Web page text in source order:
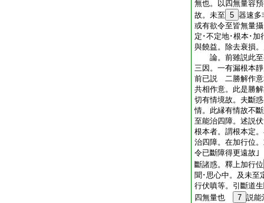
無也。以四無量容
故。未至 5 器速
或有欲令至皆無量
定･不定地･根本･加
與饒益。除去衰損
論。前雖説此至
三因。一有漏根本
前已説 二勝解作意
共相作意。此是勝
切有情境故。夫斷
情。此縁有情故
至能治四障。述説
根本者。謂根本定
治四障。在加行位
令已斷障得更遠
斷諸惑。釋上加行位
聞･思心中。及未至
行伏嗔等。引斷道
四無量也
7 説能